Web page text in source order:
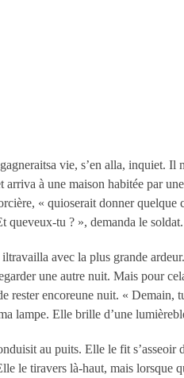
vie, s’en alla, inquiet.
arriva à une maison habitée par
« quioserait donner quelque
queveux-tu ? », demanda le
avec la plus grande
une autre nuit. Mais pour
rester encoreune nuit. «
lampe. Elle brille d’une
au puits. Elle le fit
le tiravers là-haut, mais